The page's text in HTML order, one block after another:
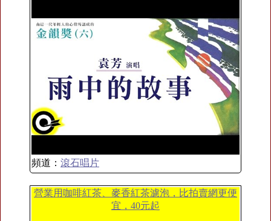
頻道： 滾石唱片
營業用咖啡紅茶、麥香紅茶濾泡，比拍賣網更便
宜，40元起